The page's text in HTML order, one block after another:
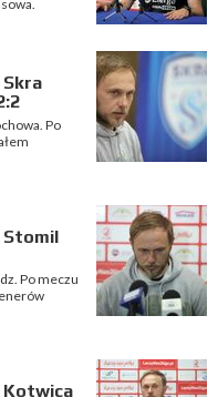
Po
Stomil
Po meczu
Kotwica